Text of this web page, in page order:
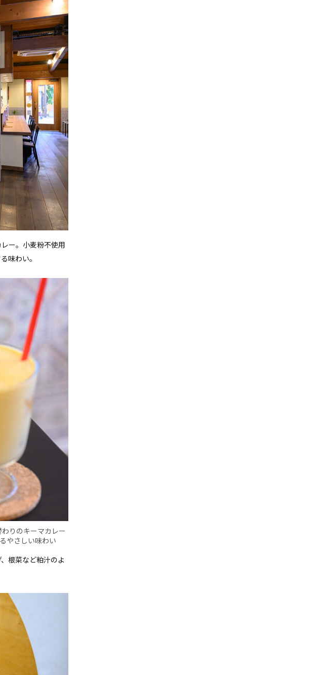
ー。小麦粉不使用
味わい。
りのキーマカレー
やさしい味わい
根菜など粕汁のよ